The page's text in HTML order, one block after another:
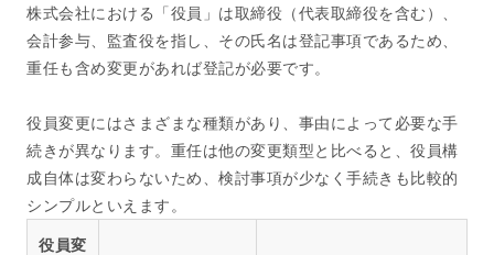
株式会社における「役員」は取締役（代表取締役を含む）、
会計参与、監査役を指し、その氏名は登記事項であるため、
重任も含め変更があれば登記が必要です。
役員変更にはさまざまな種類があり、事由によって必要な手
続きが異なります。重任は他の変更類型と比べると、役員構
成自体は変わらないため、検討事項が少なく手続きも比較的
シンプルといえます。
役員変